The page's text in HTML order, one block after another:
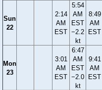
Sun
22
2:14
AM
EST
5:54
AM
EST
−2.2
kt
8:49
AM
EST
Mon
23
3:01
AM
EST
6:47
AM
EST
−2.0
kt
9:41
AM
EST